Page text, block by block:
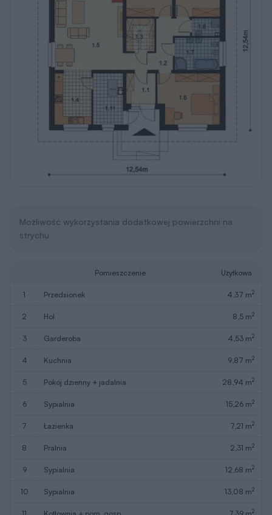
Możliwość wykorzystania dodatkowej powierzchni na
strychu
Pomieszczenie Użytkowa
1 przedsionek 4,37 m2
2 hol 8,5 m2
3 garderoba 4,53 m2
4 kuchnia 9,87 m2
5 pokój dzienny + jadalnia 28,94 m2
6 sypialnia 15,26 m2
7 łazienka 7,21 m2
8 pralnia 2,31 m2
9 sypialnia 12,68 m2
10 sypialnia 13,08 m2
2